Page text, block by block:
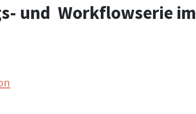
und Workflowserie im